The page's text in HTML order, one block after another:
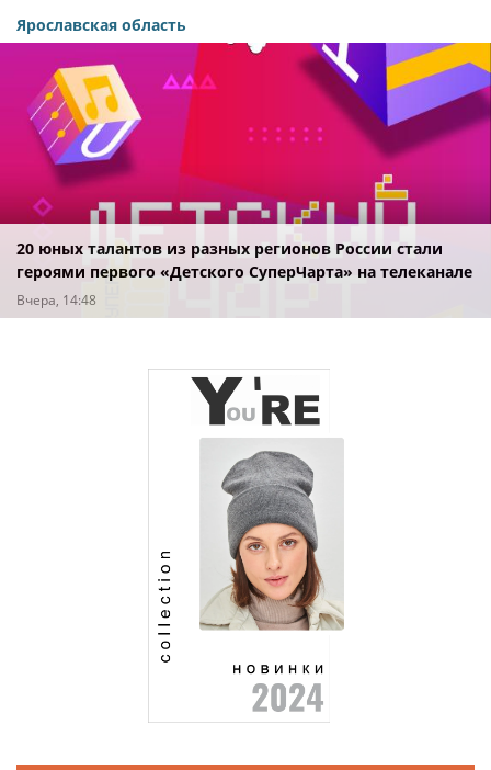
Ярославская область
20 юных талантов из разных регионов России стали
героями первого «Детского СуперЧарта» на телеканале
«СуперГерои»
Вчера, 14:48